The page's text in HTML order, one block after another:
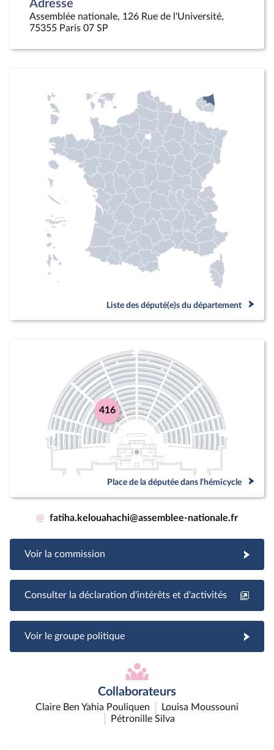
Adresse
Assemblée nationale, 126 Rue de l'Université,
75355 Paris 07 SP
Liste des député(e)s du département
416
Place de la députée dans l'hémicycle
@ fatiha.kelouahachi@assemblee-nationale.fr
Voir la commission
Consulter la déclaration d'intérêts et d'activités
Voir le groupe politique
Collaborateurs
Claire Ben Yahia Pouliquen
Louisa Moussouni
Pétronille Silva